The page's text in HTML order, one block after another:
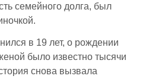
семейного долга, был
в 19 лет, о рождении
было известно тысячи
снова вызвала